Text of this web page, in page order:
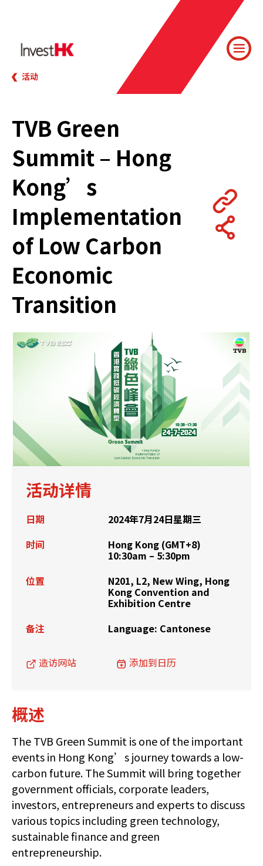
活动
TVB Green
Summit – Hong
Kong’s
Implementation
of Low Carbon
Economic
Transition
活动详情
日期
2024年7月24日星期三
时间
Hong Kong (GMT+8)
10:30am – 5:30pm
位置
N201, L2, New Wing, Hong
Kong Convention and
Exhibition Centre
备注
Language: Cantonese
造访网站 添加到日历
概述
The TVB Green Summit is one of the important
events in Hong Kong’s journey towards a low-
carbon future. The Summit will bring together
government officials, corporate leaders,
investors, entrepreneurs and experts to discuss
various topics including green technology,
sustainable finance and green
entrepreneurship.